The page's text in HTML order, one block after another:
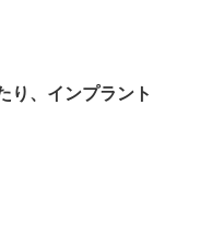
り、インプラント